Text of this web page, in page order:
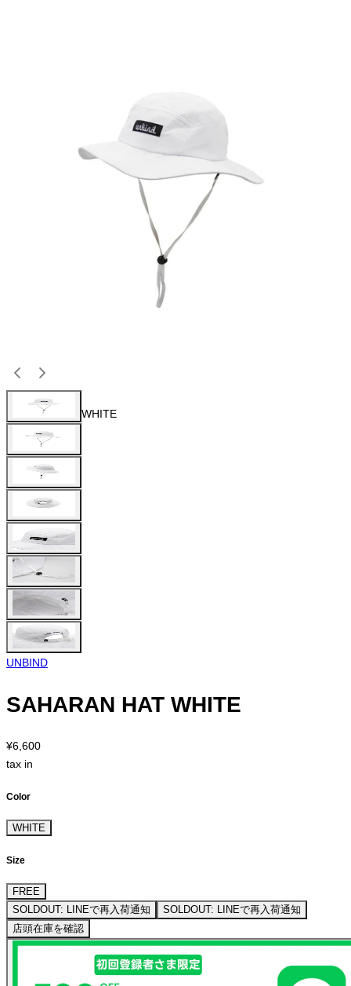
WHITE
UNBIND
SAHARAN HAT WHITE
¥6,600
tax in
Color
WHITE
Size
FREE
SOLDOUT: LINEで再入荷通知
SOLDOUT: LINEで再入荷通知
店頭在庫を確認